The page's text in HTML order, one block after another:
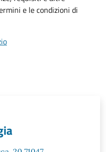
e le condizioni di